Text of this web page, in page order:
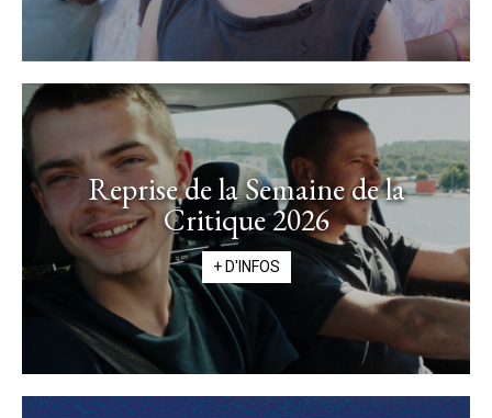
Reprise de la Semaine de la
Critique 2026
+ D'INFOS